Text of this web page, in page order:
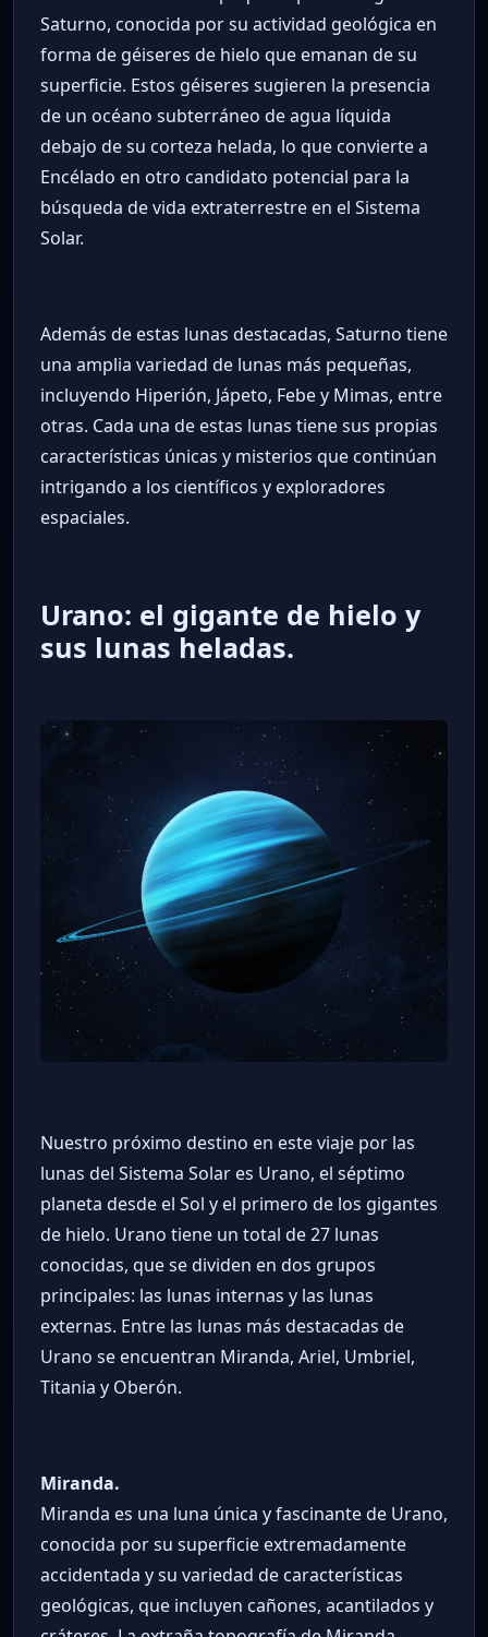
Saturno, conocida por su actividad geológica en
forma de géiseres de hielo que emanan de su
superficie. Estos géiseres sugieren la presencia
de un océano subterráneo de agua líquida
debajo de su corteza helada, lo que convierte a
Encélado en otro candidato potencial para la
búsqueda de vida extraterrestre en el Sistema
Solar.
Además de estas lunas destacadas, Saturno tiene
una amplia variedad de lunas más pequeñas,
incluyendo Hiperión, Jápeto, Febe y Mimas, entre
otras. Cada una de estas lunas tiene sus propias
características únicas y misterios que continúan
intrigando a los científicos y exploradores
espaciales.
Urano: el gigante de hielo y
sus lunas heladas.
Nuestro próximo destino en este viaje por las
lunas del Sistema Solar es Urano, el séptimo
planeta desde el Sol y el primero de los gigantes
de hielo. Urano tiene un total de 27 lunas
conocidas, que se dividen en dos grupos
principales: las lunas internas y las lunas
externas. Entre las lunas más destacadas de
Urano se encuentran Miranda, Ariel, Umbriel,
Titania y Oberón.
Miranda.
Miranda es una luna única y fascinante de Urano,
conocida por su superficie extremadamente
accidentada y su variedad de características
geológicas, que incluyen cañones, acantilados y